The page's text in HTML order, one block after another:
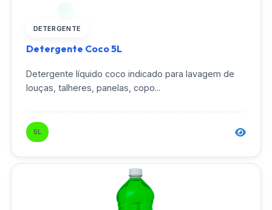
DETERGENTE
Detergente Coco 5L
Detergente líquido coco indicado para lavagem de
louças, talheres, panelas, copo...
5L